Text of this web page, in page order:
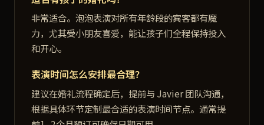
非常适合。泡泡表演对所有年龄段的宾客都有魔
力，尤其受小朋友喜爱，能让孩子们全程保持投入
和开心。
表演时间怎么安排最合理？
建议在婚礼流程确定后，提前与 Javier 团队沟通，
根据具体环节定制最合适的表演时间节点。通常提